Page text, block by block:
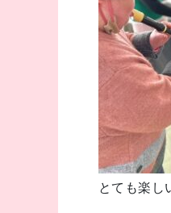
とても楽し